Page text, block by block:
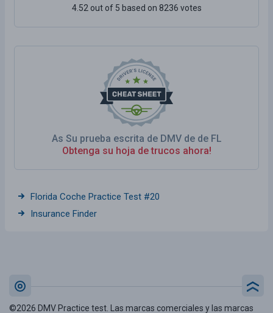
As Su prueba escrita de DMV de de FL
Obtenga su hoja de trucos ahora!
4.52 out of 5 based on 8236 votes
Florida Coche Practice Test #20
Insurance Finder
©2026 DMV Practice test. Las marcas comerciales y las marcas